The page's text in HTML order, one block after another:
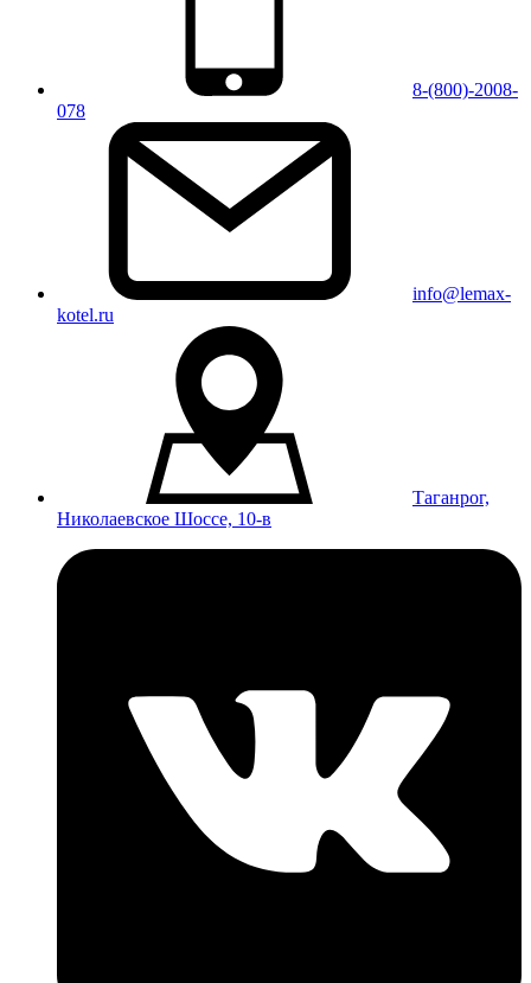
8-(800)-2008-
078
info@lemax-
kotel.ru
Таганрог,
Николаевское Шоссе, 10-в